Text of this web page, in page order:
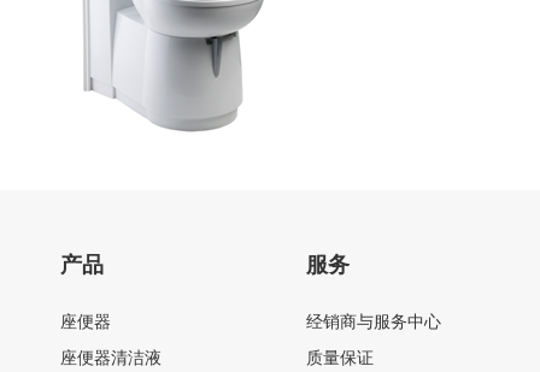
产品
座便器
座便器清洁液
服务
经销商与服务中心
质量保证